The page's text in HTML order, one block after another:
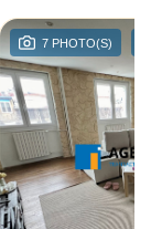
7 PHOTO(S)